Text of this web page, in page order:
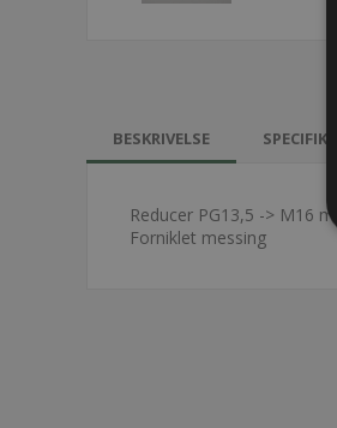
BESKRIVELSE
Reducer PG13,5 -> M16
Forniklet messing